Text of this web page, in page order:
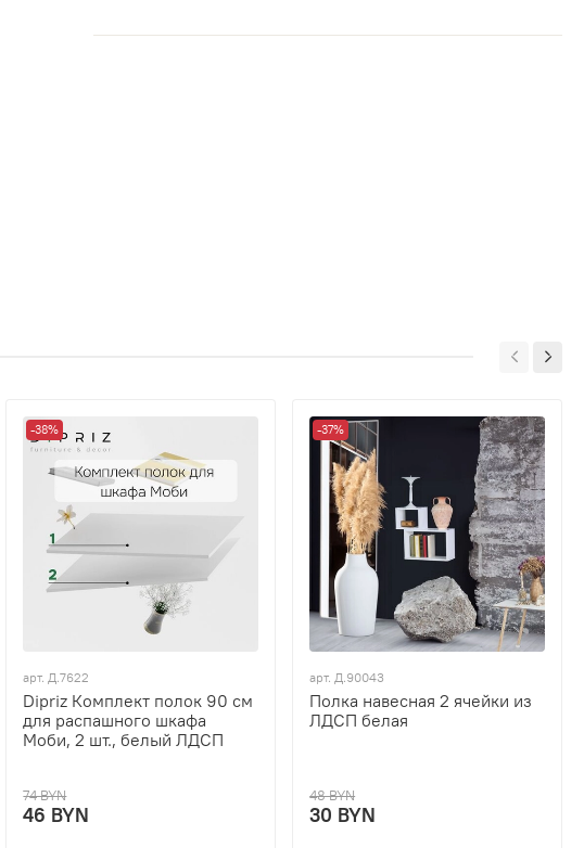
-38%
арт. Д.7622
Dipriz Комплект полок 90 см
для распашного шкафа
Моби, 2 шт., белый ЛДСП
74 BYN
46 BYN
-37%
арт. Д.90043
Полка навесная 2 ячейки из
ЛДСП белая
48 BYN
30 BYN